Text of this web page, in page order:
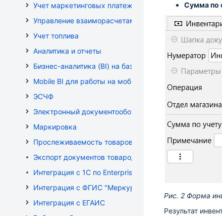
Учет маркетинговых платежей
Управление взаиморасчетами
Учет топлива
Аналитика и отчеты
Бизнес-аналитика (BI) на базе OLAP DRUID
Mobile BI для работы на мобильных устройствах
ЭСЧФ
Электронный документооборот (РБ)
Маркировка
Прослеживаемость товаров
Экспорт документов товародвижения
Интеграция с 1С по EnterpriseData
Интеграция с ФГИС "Меркурий"
Интеграция с ЕГАИС
Сумма по
Рис. 2 Форма
Результат